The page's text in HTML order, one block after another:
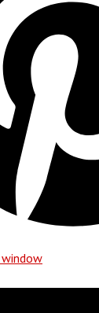
window